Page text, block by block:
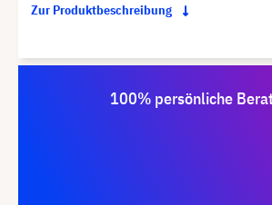
Zur Produktbeschreibung
100% persönliche